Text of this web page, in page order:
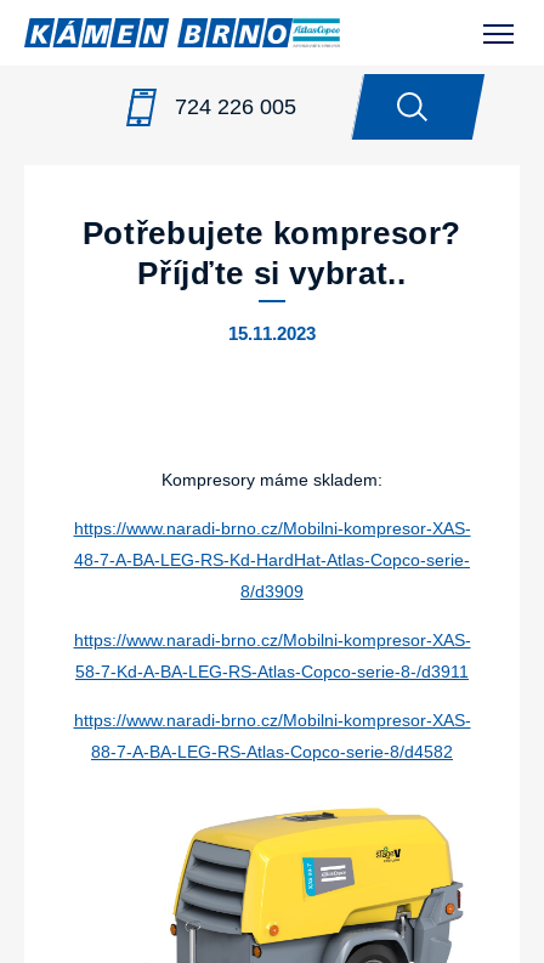
724 226 005
POTŘEBUJETE KOMPRESOR? PŘÍJĎTE SI
Potřebujete kompresor?
Příjďte si vybrat..
15.11.2023
Kompresory máme skladem:
https://www.naradi-brno.cz/Mobilni-kompresor-XAS-
48-7-A-BA-LEG-RS-Kd-HardHat-Atlas-Copco-serie-
8/d3909
https://www.naradi-brno.cz/Mobilni-kompresor-XAS-
58-7-Kd-A-BA-LEG-RS-Atlas-Copco-serie-8-/d3911
https://www.naradi-brno.cz/Mobilni-kompresor-XAS-
88-7-A-BA-LEG-RS-Atlas-Copco-serie-8/d4582